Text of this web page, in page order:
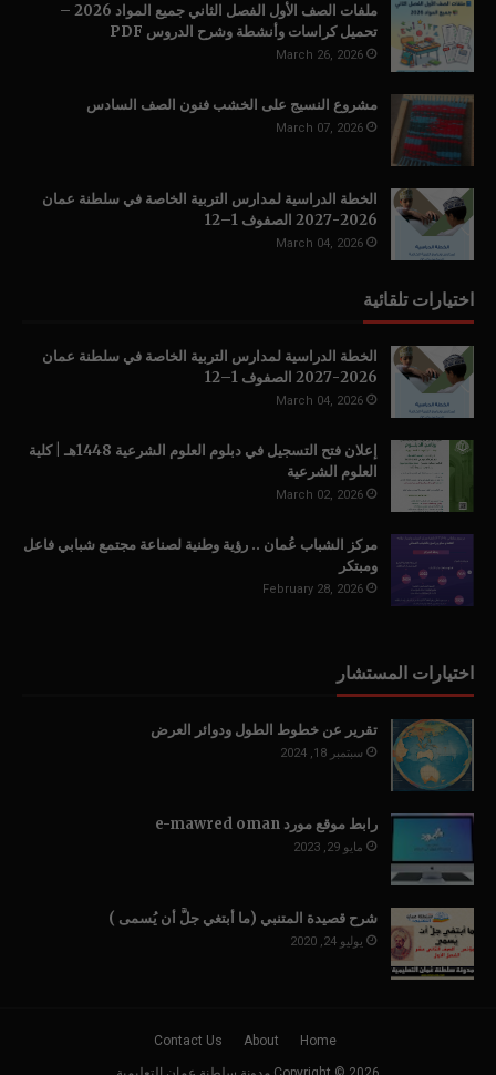
ملفات الصف الأول الفصل الثاني جميع المواد 2026 –
تحميل كراسات وأنشطة وشرح الدروس PDF
March 26, 2026
مشروع النسيج على الخشب فنون الصف السادس
March 07, 2026
الخطة الدراسية لمدارس التربية الخاصة في سلطنة عمان
2026-2027 الصفوف 1–12
March 04, 2026
اختيارات تلقائية
الخطة الدراسية لمدارس التربية الخاصة في سلطنة عمان
2026-2027 الصفوف 1–12
March 04, 2026
إعلان فتح التسجيل في دبلوم العلوم الشرعية 1448هـ | كلية
العلوم الشرعية
March 02, 2026
مركز الشباب عُمان .. رؤية وطنية لصناعة مجتمع شبابي فاعل
ومبتكر
February 28, 2026
اختيارات المستشار
تقرير عن خطوط الطول ودوائر العرض
سبتمبر 18, 2024
رابط موقع مورد e-mawred oman
مايو 29, 2023
شرح قصيدة المتنبي (ما أبتغي جلَّ أن يُسمى )
يوليو 24, 2020
Home
About
Contact Us